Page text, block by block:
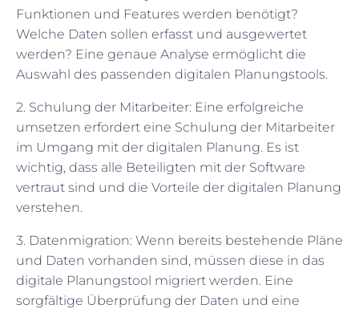
Funktionen und Features werden benötigt?
Welche Daten sollen erfasst und ausgewertet
werden? Eine genaue Analyse ermöglicht die
Auswahl des passenden digitalen Planungstools.
2. Schulung der Mitarbeiter: Eine erfolgreiche
umsetzen erfordert eine Schulung der Mitarbeiter
im Umgang mit der digitalen Planung. Es ist
wichtig, dass alle Beteiligten mit der Software
vertraut sind und die Vorteile der digitalen Planung
verstehen.
3. Datenmigration: Wenn bereits bestehende Pläne
und Daten vorhanden sind, müssen diese in das
digitale Planungstool migriert werden. Eine
sorgfältige Überprüfung der Daten und eine